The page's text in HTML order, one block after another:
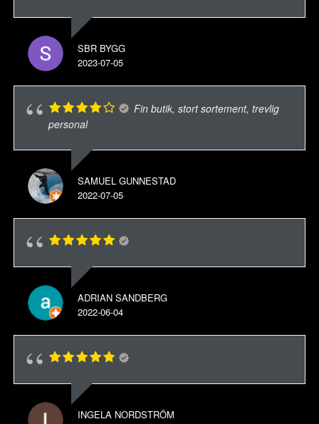
SBR BYGG
2023-07-05
Fin butik, stort sortement, trevlig
personal
SAMUEL GUNNESTAD
2022-07-05
ADRIAN SANDBERG
2022-06-04
INGELA NORDSTRÖM